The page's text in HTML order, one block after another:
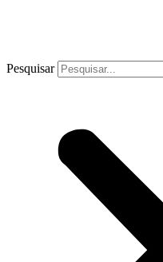
Pesquisar